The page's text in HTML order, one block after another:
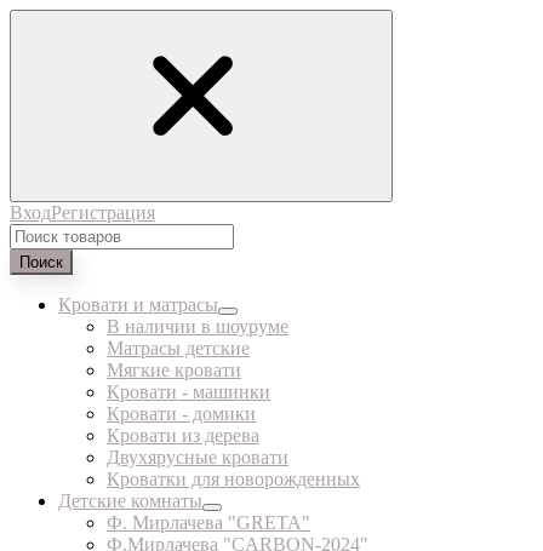
ВходРегистрация
Поиск
Кровати и матрасы
В наличии в шоуруме
Матрасы детские
Мягкие кровати
Кровати - машинки
Кровати - домики
Кровати из дерева
Двухярусные кровати
Кроватки для новорожденных
Детские комнаты
Ф. Мирлачева "GRETA"
Ф.Мирлачева "CARBON-2024"